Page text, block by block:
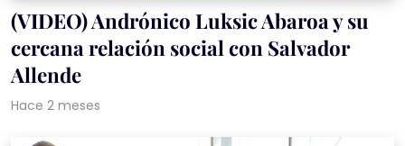
(VIDEO) Andrónico Luksic Abaroa y su
cercana relación social con Salvador
Allende
Hace 2 meses